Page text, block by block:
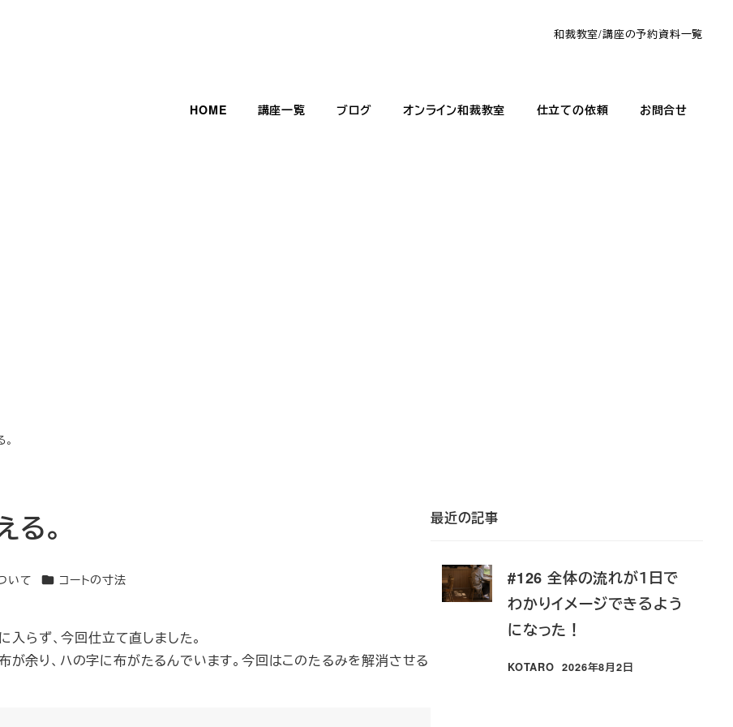
和裁教室/講座の予約資料一覧
HOME 講座一覧 ブログ オンライン和裁教室 仕立ての依頼 お問合せ
る。
いて カテゴリー
コートの寸法
らず、今回仕立て直しました。
余り、ハの字に布がたるんでいます。今回はこのたるみを解消させる
最近の記事
#126 全体の流れが１日で
わかりイメージできるよう
になった！
KOTARO
投稿日
2026年8月2日